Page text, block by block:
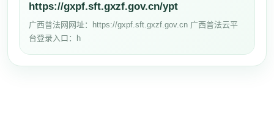
https://gxpf.sft.gxzf.gov.cn/ypt
广西普法网网址：https://gxpf.sft.gxzf.gov.cn 广西普法云平
台登录入口：h